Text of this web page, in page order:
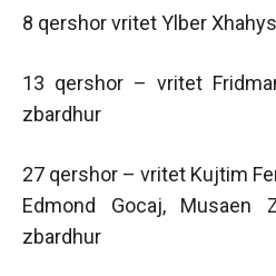
8 qershor vritet Ylber
13 qershor – vritet
zbardhur
27 qershor – vritet Kujtim
Edmond Gocaj, Musaen
zbardhur